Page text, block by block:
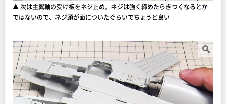
▲ 次は主翼軸の受け板をネジ止め。ネジは強く締めたらきつくなるとか
ではないので、ネジ頭が面についたぐらいでちょうど良い